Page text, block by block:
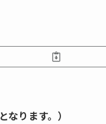
なります。）